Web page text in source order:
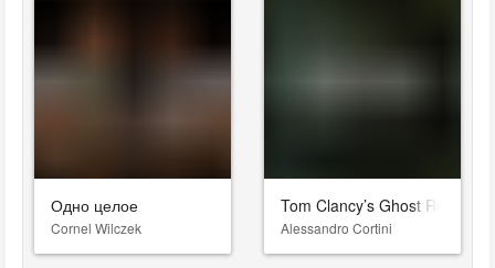
Одно целое
Cornel Wilczek
Tom Clancy’s Ghost Recon
Alessandro Cortini